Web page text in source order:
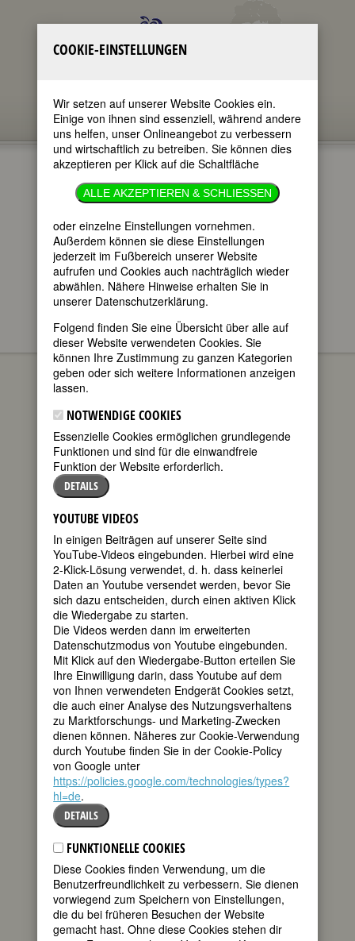
GEDENKTAGE
23.2.2023
im ganzen Text
nur in Titeln
Hier finden Sie - im täglichen Wechsel -
die aktuellen Gedenktage bedeutender
Frauen. Wenn Sie mehr über diese
Frauen wissen möchten oder sich über
kommende Gedenktage informieren
wollen, empfehlen wir Ihnen die
FemBio-Datenbank.
Zum heutigen Datum passen 38
Geburtstage
österreichische Malerin
* 23. Februar 1853 in Wien / Vienna
† 12. März 1891 in Wien / Vienna
170. Geburtstag:Dolores Correa
Zapata
mexikanische Pädagogin
* 23. Februar 1853 in Teapa
160. Geburtstag:Broncia (Bronislava)
Koller?Pinell
deutsche Malerin
* 23. Februar 1863 in Sanok am San,
Galizien
† 24. April 1934 in Oberwaltersdorf
Details
110. Geburtstag:
deutsche Schauspielerin
† 11. Juli 1995 in Köln
60. Geburtstag:Andrea Sawatzki
deutsche Schauspielerin, Schriftstellerin
* 23. Februar 1963 in Kochel am See,
Bayern
COOKIE-EINSTELLUNGEN
Wir setzen auf unserer Website Cookies ein.
Einige von ihnen sind essenziell, während andere
uns helfen, unser Onlineangebot zu verbessern
und wirtschaftlich zu betreiben. Sie können dies
akzeptieren per Klick auf die Schaltfläche
ALLE AKZEPTIEREN & SCHLIESSEN
oder einzelne Einstellungen vornehmen.
Außerdem können sie diese Einstellungen
jederzeit im Fußbereich unserer Website
aufrufen und Cookies auch nachträglich wieder
abwählen. Nähere Hinweise erhalten Sie in
unserer Datenschutzerklärung.
Folgend finden Sie eine Übersicht über alle auf
dieser Website verwendeten Cookies. Sie
können Ihre Zustimmung zu ganzen Kategorien
geben oder sich weitere Informationen anzeigen
lassen.
NOTWENDIGE COOKIES
Essenzielle Cookies ermöglichen grundlegende
Funktionen und sind für die einwandfreie
Funktion der Website erforderlich.
DETAILS
YOUTUBE VIDEOS
In einigen Beiträgen auf unserer Seite sind
YouTube-Videos eingebunden. Hierbei wird eine
2-Klick-Lösung verwendet, d. h. dass keinerlei
Daten an Youtube versendet werden, bevor Sie
sich dazu entscheiden, durch einen aktiven Klick
die Wiedergabe zu starten.
Die Videos werden dann im erweiterten
Datenschutzmodus von Youtube eingebunden.
Mit Klick auf den Wiedergabe-Button erteilen Sie
Ihre Einwilligung darin, dass Youtube auf dem
von Ihnen verwendeten Endgerät Cookies setzt,
die auch einer Analyse des Nutzungsverhaltens
zu Marktforschungs- und Marketing-Zwecken
dienen können. Näheres zur Cookie-Verwendung
durch Youtube finden Sie in der Cookie-Policy
von Google unter
https://policies.google.com/technologies/types?
hl=de.
DETAILS
FUNKTIONELLE COOKIES
Diese Cookies finden Verwendung, um die
Benutzerfreundlichkeit zu verbessern. Sie dienen
vorwiegend zum Speichern von Einstellungen,
die du bei früheren Besuchen der Website
gemacht hast. Ohne diese Cookies stehen dir